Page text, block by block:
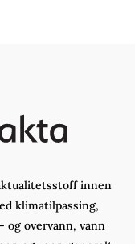
innen
klimatilpassing,
overvann, vann